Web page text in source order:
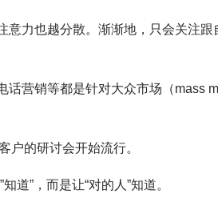
意力也越分散。渐渐地，只会关注
话营销等都是针对大众市场（mass
户的研讨会开始流行。
道”，而是让“对的人”知道。